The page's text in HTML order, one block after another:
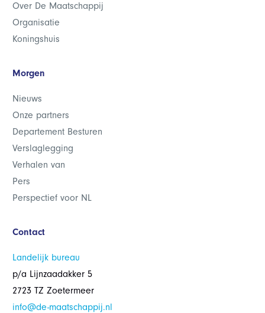
Over De Maatschappij
Organisatie
Koningshuis
Morgen
Nieuws
Onze partners
Departement Besturen
Verslaglegging
Verhalen van
Pers
Perspectief voor NL
Contact
Landelijk bureau
p/a Lijnzaadakker 5
2723 TZ Zoetermeer
info@de-maatschappij.nl